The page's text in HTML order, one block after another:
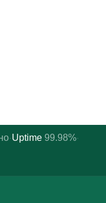
·Uptime 99.98%·